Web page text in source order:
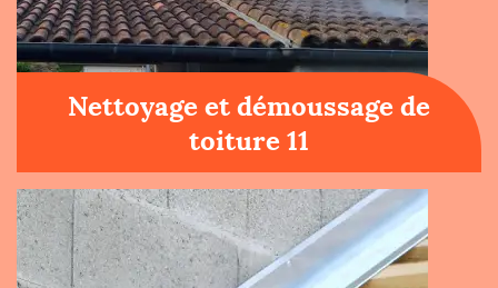
Nettoyage et démoussage de
toiture 11